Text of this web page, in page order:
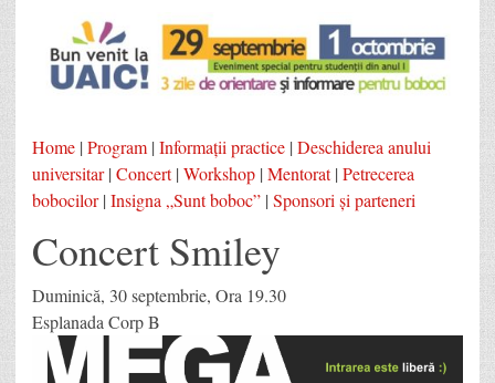
Home | Program | Informaţii practice | Deschiderea anului
universitar| Concert| Workshop | Mentorat| Petrecerea
bobocilor| Insigna „Sunt boboc” | Sponsori şi parteneri
Concert Smiley
Duminică, 30 septembrie, Ora 19.30
Esplanada Corp B